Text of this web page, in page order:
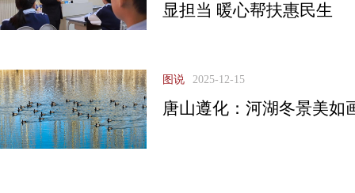
显担当 暖心帮扶惠民生
图说 2025-12-15
唐山遵化：河湖冬景美如